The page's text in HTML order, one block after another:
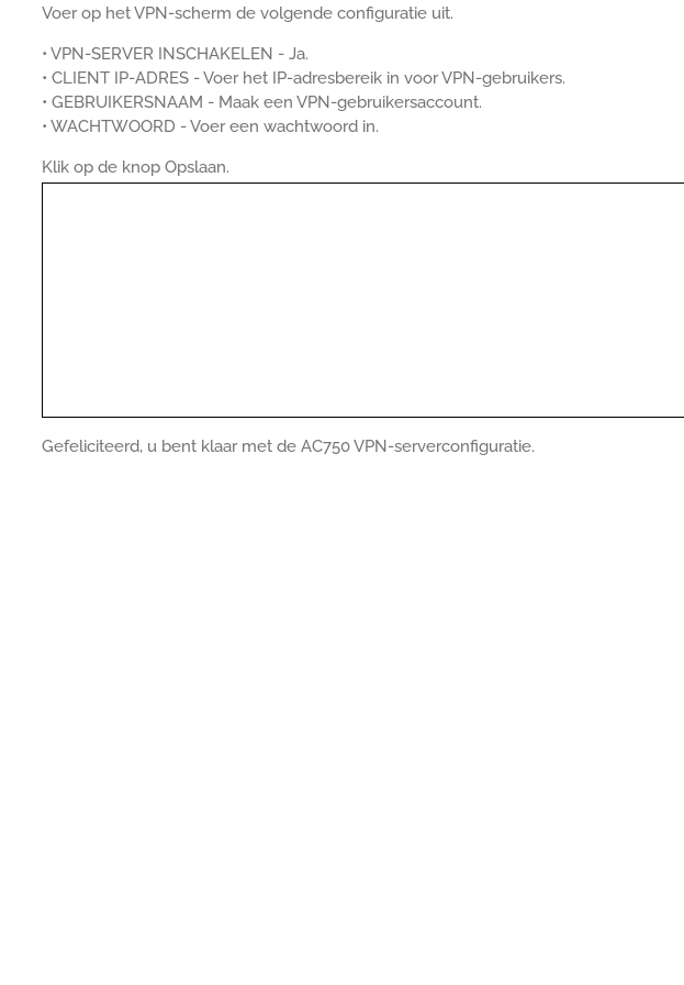
Voer op het VPN-scherm de volgende configuratie uit.
• VPN-SERVER INSCHAKELEN - Ja.
• CLIENT IP-ADRES - Voer het IP-adresbereik in voor VPN-gebruikers.
• GEBRUIKERSNAAM - Maak een VPN-gebruikersaccount.
• WACHTWOORD - Voer een wachtwoord in.
Klik op de knop Opslaan.
Gefeliciteerd, u bent klaar met de AC750 VPN-serverconfiguratie.